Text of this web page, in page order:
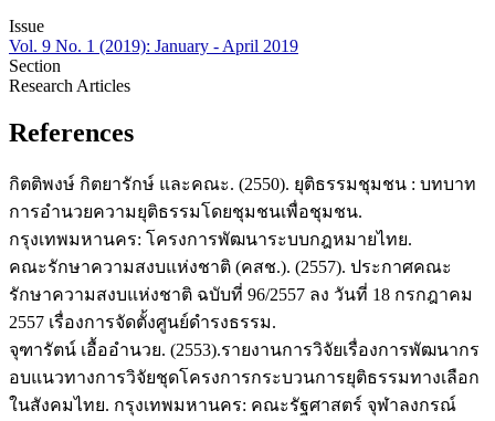
Issue
Vol. 9 No. 1 (2019): January - April 2019
Section
Research Articles
References
กิตติพงษ์ กิตยารักษ์ และคณะ. (2550). ยุติธรรมชุมชน : บทบาท
การอำนวยความยุติธรรมโดยชุมชนเพื่อชุมชน.
กรุงเทพมหานคร: โครงการพัฒนาระบบกฎหมายไทย.
คณะรักษาความสงบแห่งชาติ (คสช.). (2557). ประกาศคณะ
รักษาความสงบแห่งชาติ ฉบับที่ 96/2557 ลง วันที่ 18 กรกฎาคม
2557 เรื่องการจัดตั้งศูนย์ดำรงธรรม.
จุฑารัตน์ เอื้ออำนวย. (2553).รายงานการวิจัยเรื่องการพัฒนากร
อบแนวทางการวิจัยชุดโครงการกระบวนการยุติธรรมทางเลือก
ในสังคมไทย. กรุงเทพมหานคร: คณะรัฐศาสตร์ จุฬาลงกรณ์